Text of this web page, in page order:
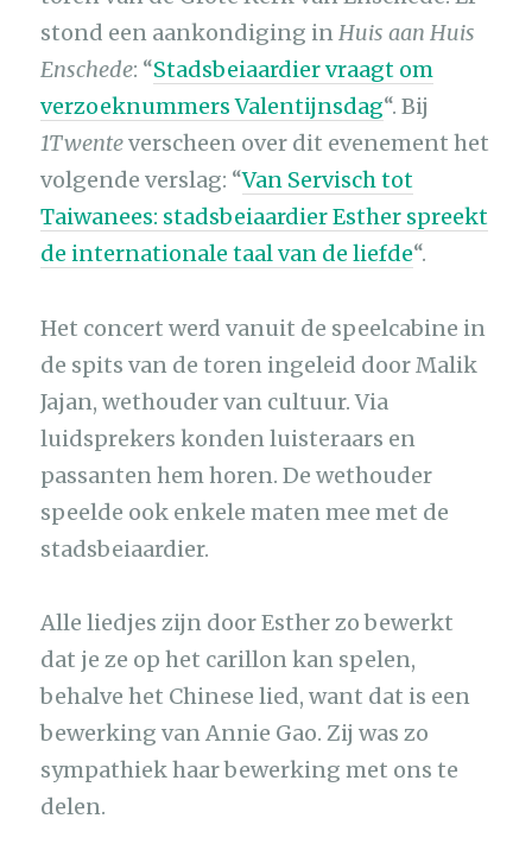
stond een aankondiging inHuis aan Huis
Enschede: “Stadsbeiaardier vraagt om
verzoeknummers Valentijnsdag“. Bij
1Twenteverscheen over dit evenement het
volgende verslag: “Van Servisch tot
Taiwanees: stadsbeiaardier Esther spreekt
de internationale taal van de liefde“.
Het concert werd vanuit de speelcabine in
de spits van de toren ingeleid door Malik
Jajan, wethouder van cultuur. Via
luidsprekers konden luisteraars en
passanten hem horen. De wethouder
speelde ook enkele maten mee met de
stadsbeiaardier.
Alle liedjes zijn door Esther zo bewerkt
dat je ze op het carillon kan spelen,
behalve het Chinese lied, want dat is een
bewerking van Annie Gao. Zij was zo
sympathiek haar bewerking met ons te
delen.